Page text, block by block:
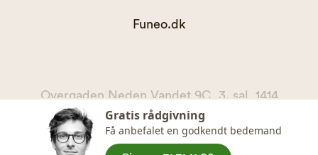
Funeo.dk
Overgaden Neden Vandet 9C, 3. sal, 1414
København K
kontakt@begravelsesguiden.dk, telefon 71 71 11 00
Gratis rådgivning
Få anbefalet en godkendt bedemand